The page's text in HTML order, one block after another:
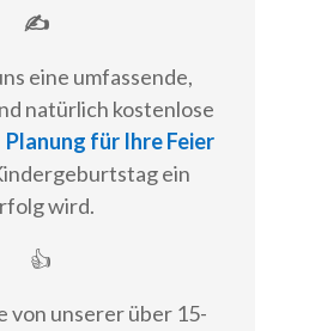
✍
eine umfassende,
natürlich kostenlose
Planung für Ihre Feier
ein
wird.
👍
von unserer über 15-